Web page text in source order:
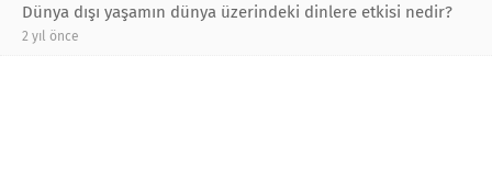
Dünya dışı yaşamın dünya üzerindeki dinlere etkisi nedir?
2 yıl önce